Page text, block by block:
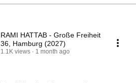
RAMI HATTAB - Große Freiheit
36, Hamburg (2027)
1.1K views 1 month ago